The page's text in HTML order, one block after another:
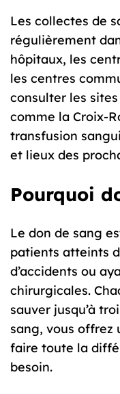
Les collectes de
régulièrement
hôpitaux, les
les centres
consulter les
comme la Croix-
transfusion
et lieux des
Pourquoi
Le don de sang
patients atteints
d’accidents ou
chirurgicales.
sauver jusqu’à
sang, vous offrez
faire toute la
besoin.